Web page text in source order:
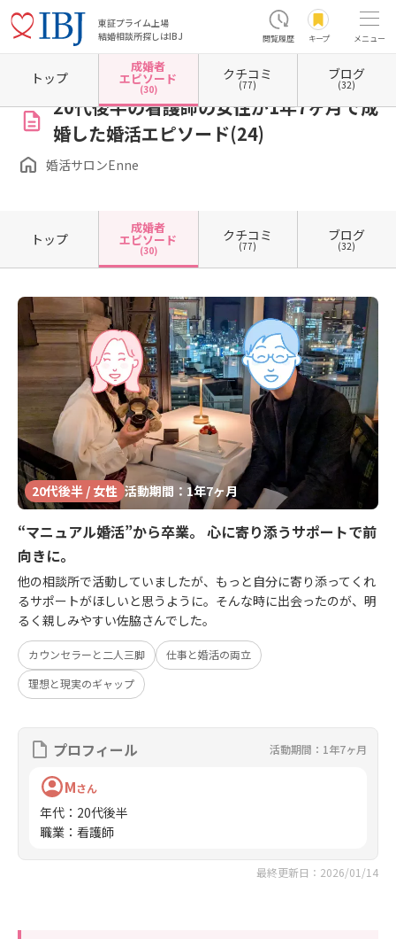
東証プライム上場
結婚相談所探しはIBJ
閲覧履歴 キープ メニュー
ホーム 兵庫県の結婚相談所 兵庫県西宮市 婚活サロンEnne 成婚者エピソード一覧
20代後半の看護師の女性が1年7ヶ月で成
婚した婚活エピソード(24)
婚活サロンEnne
トップ
成婚者
エピソード
(30)
クチコミ
(77)
ブログ
(32)
トップ
成婚者
エピソード
(30)
クチコミ
(77)
ブログ
(32)
20代後半 / 女性 活動期間：1年7ヶ月
“マニュアル婚活”から卒業。 心に寄り添うサポートで前
向きに。
他の相談所で活動していましたが、もっと自分に寄り添ってくれ
るサポートがほしいと思うように。そんな時に出会ったのが、明
るく親しみやすい佐脇さんでした。
カウンセラーと二人三脚
仕事と婚活の両立
理想と現実のギャップ
プロフィール 活動期間：1年7ヶ月
Mさん
年代 ： 20代後半
職業 ： 看護師
最終更新日：2026/01/14